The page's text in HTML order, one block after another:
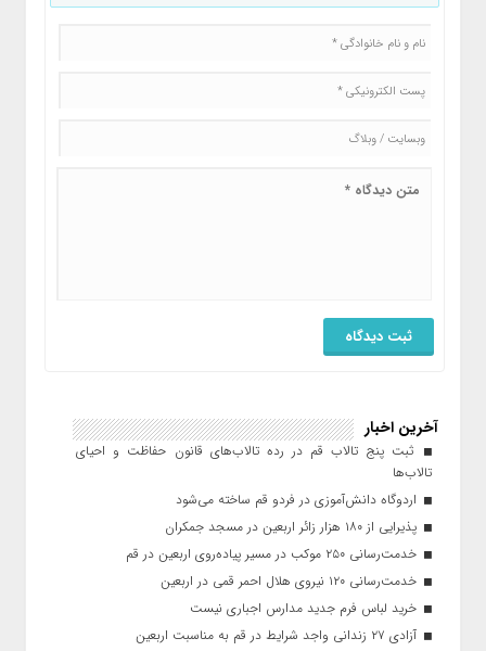
آخرین اخبار
ثبت پنج تالاب قم در رده تالاب‌های قانون حفاظت و احیای
تالاب‌ها
اردوگاه دانش‌آموزی در فردو قم ساخته می‌شود
پذیرایی از ۱۸۰ هزار زائر اربعین در مسجد جمکران
خدمت‌رسانی ۲۵۰ موکب در مسیر پیاده‌روی اربعین در قم
خدمت‌رسانی ۱۲۰ نیروی هلال احمر قمی در اربعین
خرید لباس فرم جدید مدارس اجباری نیست
آزادی ۲۷ زندانی واجد شرایط در قم به مناسبت اربعین